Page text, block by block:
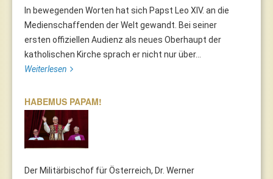
In bewegenden Worten hat sich Papst Leo XIV. an die
Medienschaffenden der Welt gewandt. Bei seiner
ersten offiziellen Audienz als neues Oberhaupt der
katholischen Kirche sprach er nicht nur über...
Weiterlesen
HABEMUS PAPAM!
Der Militärbischof für Österreich, Dr. Werner